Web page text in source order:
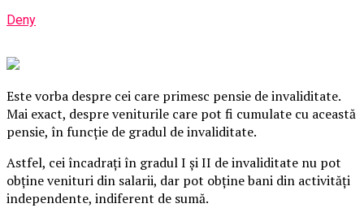
Deny
Este vorba despre cei care primesc pensie de invaliditate.
Mai exact, despre veniturile care pot fi cumulate cu această
pensie, în funcţie de gradul de invaliditate.
Astfel, cei încadraţi în gradul I şi II de invaliditate nu pot
obţine venituri din salarii, dar pot obţine bani din activităţi
independente, indiferent de sumă.